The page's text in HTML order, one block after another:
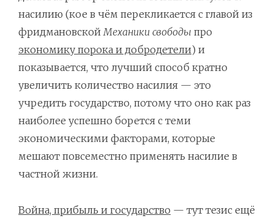
насилию (кое в чём перекликается с главой из
фридмановскойМеханики свободы про
экономику порока и добродетели) и
показывается, что лучший способ кратно
увеличить количество насилия — это
учредить государство, потому что оно как раз
наиболее успешно борется с теми
экономическими факторами, которые
мешают повсеместно применять насилие в
частной жизни.
Война, прибыль и государство — тут тезис ещё